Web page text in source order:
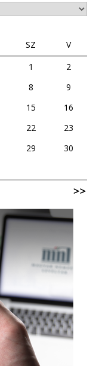
SZ
V
1
2
8
9
15
16
22
23
29
30